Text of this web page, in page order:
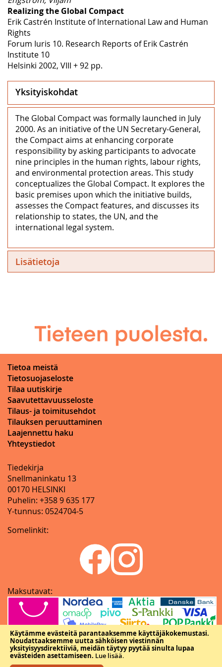
Käytämme evästeitä parantaaksemme käyttäjäkokemustasi.
Noudattaaksemme uutta sähköisen viestinnän
yksityisyysdirektiiviä, meidän täytyy pyytää sinulta lupaa
evästeiden asettamiseen. Lue lisää.
Realizing the Global Compact
Erik Castrén Institute of International Law and Human
Rights
Forum Iuris 10. Research Reports of Erik Castrén
Institute 10
Helsinki 2002, VIII + 92 pp.
Yksityiskohdat
The Global Compact was formally launched in July
2000. As an initiative of the UN Secretary-General,
the Compact aims at enhancing corporate
responsibility by asking participants to advocate
nine principles in the human rights, labour rights,
and environmental protection areas. This study
conceptualizes the Global Compact. It explores the
basic premises upon which the initiative builds,
assesses the Compact features, and discusses its
relationship to states, the UN, and the
international legal system.
Lisätietoja
Tietoa meistä
Tietosuojaseloste
Tilaa uutiskirje
Saavutettavuusseloste
Tilaus- ja toimitusehdot
Tilauksen peruuttaminen
Laajennettu haku
Yhteystiedot
Tiedekirja
Snellmaninkatu 13
00170 HELSINKI
Puhelin: +358 9 635 177
Y-tunnus: 0524704-5
Somelinkit:
Maksutavat: